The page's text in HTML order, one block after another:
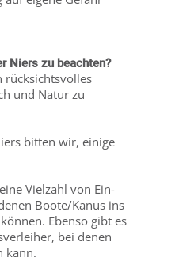
Niers zu beachten?
rücksichtsvolles
und Natur zu
bitten wir, einige
Vielzahl von Ein-
Boote/Kanus ins
Ebenso gibt es
bei denen
kann.